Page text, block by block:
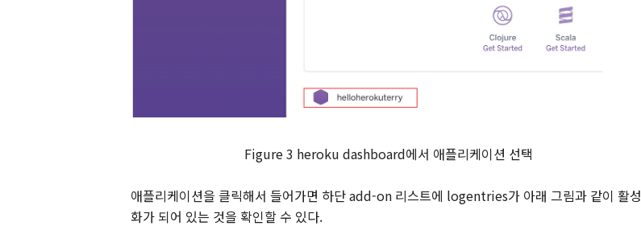
Figure3 heroku dashboard에서 애플리케이션 선택
애플리케이션을 클릭해서 들어가면 하단add-on 리스트에 logentries가 아래 그림과 같이 활성
화가 되어 있는 것을 확인할 수 있다.